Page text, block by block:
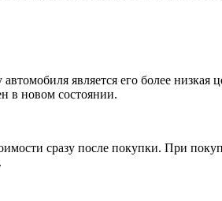
является его более
в новом состоянии.
сразу после покупки. При